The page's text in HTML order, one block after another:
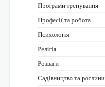
Програми тренування
Професії та робота
Психологія
Релігія
Розваги
Садівництво та рослини